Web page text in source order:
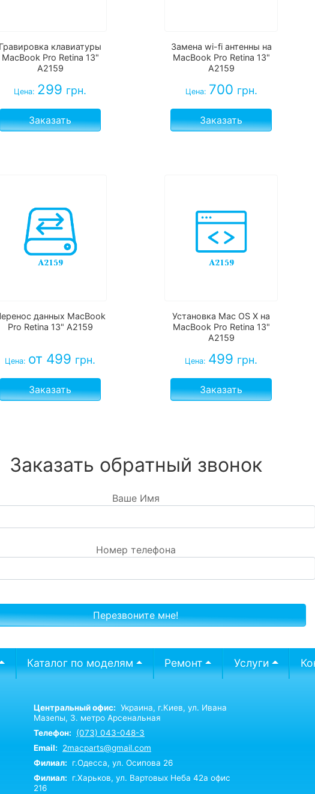
Гравировка клавиатуры
MacBook Pro Retina 13"
A2159
Цена: 299 грн.
Заказать
Замена wi-fi антенны на
MacBook Pro Retina 13"
A2159
Цена: 700 грн.
Заказать
данных MacBook
Pro Retina 13" A2159
Цена: от 499 грн.
Заказать
Установка Mac OS X на
MacBook Pro Retina 13"
A2159
Цена: 499 грн.
Заказать
Заказать обратный звонок
Ваше Имя
Номер телефона
Каталог по моделям Ремонт Услуги
Центральный офис: Украина, г.Киев, ул. Ивана
Мазепы, 3. метро Арсенальная
Телефон:
(073) 043-048-3
Email:
2macparts@gmail.com
Филиал:
г.Одесса, ул. Осипова 26
Филиал:
г.Харьков, ул. Вартовых Неба 42а офис
216